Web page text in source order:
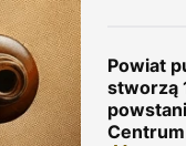
Powiat
stworzą